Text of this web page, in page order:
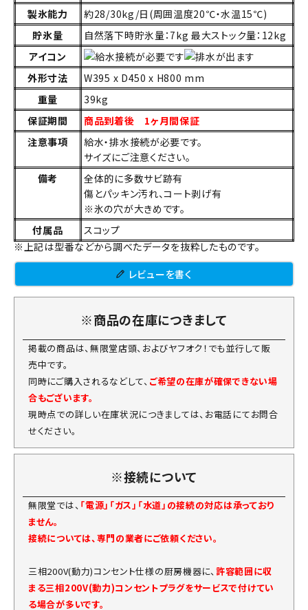
製氷能力
約28/30kg/日(周囲温度20℃・水温15℃)
貯氷量
自然落下時貯氷量：7kg 最大ストック量：12kg
アイコン
外形寸法
W395 x D450 x H800 mm
重量
39kg
保証期間
商品到着後 1ヶ月間保証
注意事項
給水・排水接続が必要です。
サイズにご注意ください。
備考
全体的に多数サビ跡有
傷とパッキン汚れ、コート剥げ有
※氷の穴が大きめです。
付属品
スコップ
※上記は型番などから調べたデータを抜粋したものです。
レビューを書く
※商品の在庫につきまして
掲載の商品は、無限堂店頭、およびヤフオク！でも並行して販
売中です。
同時にご購入されるなどして、 ご希望の在庫が確保できない場
合もございます。
現時点での詳しい在庫状況につきましては、お電話にてお問合
せください。
※接続について
無限堂では、 「電源」「ガス」「水道」の接続の対応は承っており
ません。
接続については、専門の業者にご依頼ください。
三相200V(動力)コンセント仕様の厨房機器に、 許容範囲に収
まる三相200V(動力)コンセントプラグをサービスで付けてい
る場合が多いです。